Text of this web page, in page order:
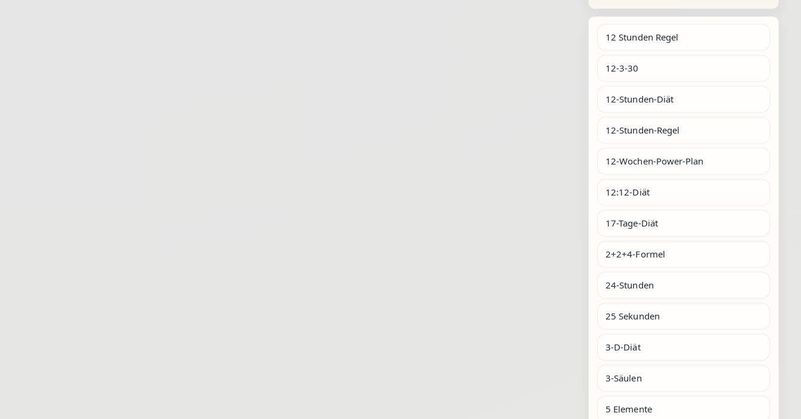
12 Stunden Regel
12-3-30
12-Stunden-Diät
12-Stunden-Regel
12-Wochen-Power-Plan
12:12-Diät
17-Tage-Diät
2+2+4-Formel
24-Stunden
25 Sekunden
3-D-Diät
3-Säulen
5 Elemente